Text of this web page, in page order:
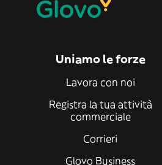
Uniamo le forze
Lavora con noi
Registra la tua attività
commerciale
Corrieri
Glovo Business